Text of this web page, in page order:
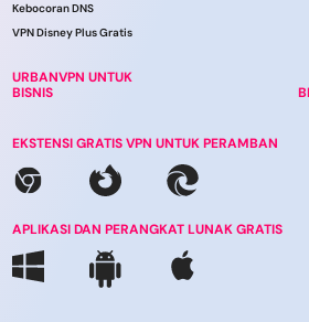
Kebocoran DNS
VPN Disney Plus Gratis
URBANVPN UNTUK
BISNIS
EKSTENSI GRATIS VPN UNTUK PERAMBAN
APLIKASI DAN PERANGKAT LUNAK GRATIS